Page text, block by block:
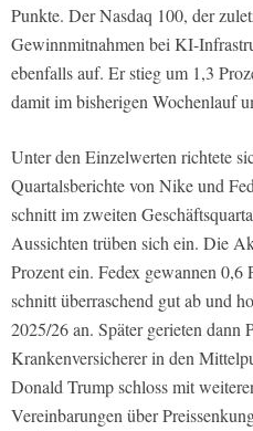
Punkte. Der Nasdaq 100, der
Gewinnmitnahmen bei KI-
ebenfalls auf. Er stieg um 1,3
damit im bisherigen Wochenlauf
Unter den Einzelwerten richtete
Quartalsberichte von Nike und
schnitt im zweiten
Aussichten trüben sich ein. Die
Prozent ein. Fedex gewannen
schnitt überraschend gut ab und
2025/26 an. Später gerieten dann
Krankenversicherer in den
Donald Trump schloss mit
Vereinbarungen über